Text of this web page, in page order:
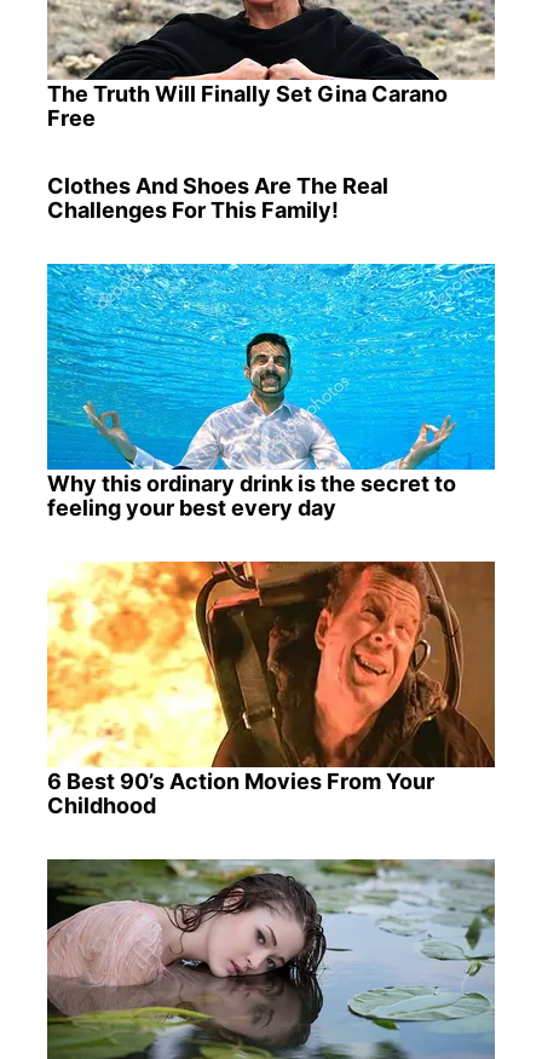
The Truth Will Finally Set Gina Carano
Free
Clothes And Shoes Are The Real
Challenges For This Family!
Why this ordinary drink is the secret to
feeling your best every day
6 Best 90’s Action Movies From Your
Childhood